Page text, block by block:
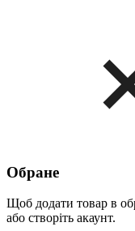
Обране
Щоб додати товар в
або створіть акаунт.